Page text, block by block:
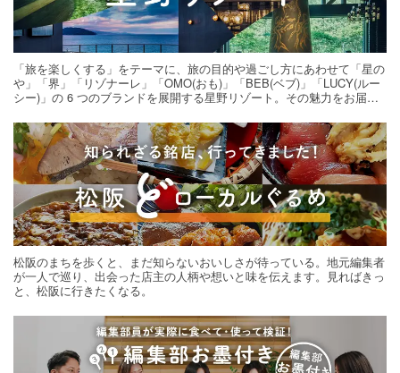
「旅を楽しくする」をテーマに、旅の目的や過ごし方にあわせて「星の
や」「界」「リゾナーレ」「OMO(おも)」「BEB(ベブ)」「LUCY(ルー
シー)」の 6 つのブランドを展開する星野リゾート。その魅力をお届け
松阪のまちを歩くと、まだ知らないおいしさが待っている。地元編集者
が一人で巡り、出会った店主の人柄や想いと味を伝えます。見ればきっ
と、松阪に行きたくなる。